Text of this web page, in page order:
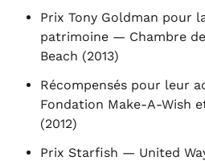
Prix Tony Goldman pour
patrimoine — Chambre
Beach (2013)
Récompensés pour leur
Fondation Make-A-Wish
(2012)
Prix Starfish — United